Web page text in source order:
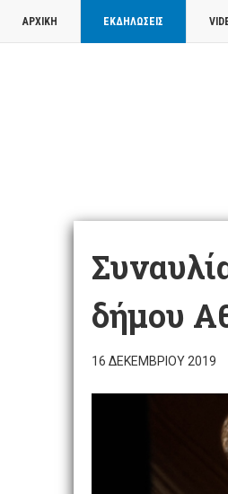
ΑΡΧΙΚΉ ΕΚΔΗΛΏΣΕΙΣ
δήμου
16 ΔΕΚΕΜΒΡΊΟΥ 2019